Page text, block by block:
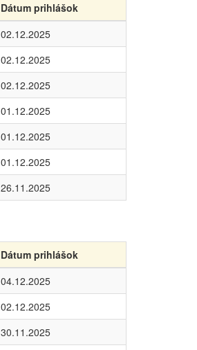
Dátum prihlášok
02.12.2025
02.12.2025
02.12.2025
01.12.2025
01.12.2025
01.12.2025
26.11.2025
Dátum prihlášok
04.12.2025
02.12.2025
30.11.2025